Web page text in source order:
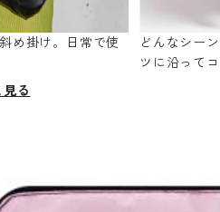
め掛け。日常で使
見る
どんなシー
ツに沿って